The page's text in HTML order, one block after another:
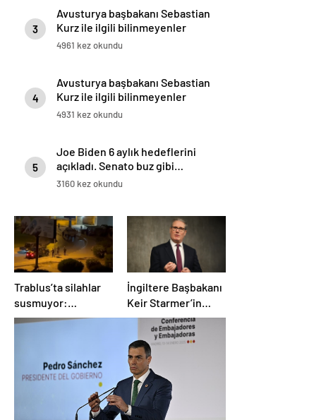
3
Avusturya başbakanı Sebastian
Kurz ile ilgili bilinmeyenler
4961 kez okundu
4
Avusturya başbakanı Sebastian
Kurz ile ilgili bilinmeyenler
4931 kez okundu
5
Joe Biden 6 aylık hedeflerini
açıkladı. Senato buz gibi…
3160 kez okundu
Trablus’ta silahlar
susmuyor:
Çatışmalar
İngiltere Başbakanı
Keir Starmer’in
evinde yangın çıktı